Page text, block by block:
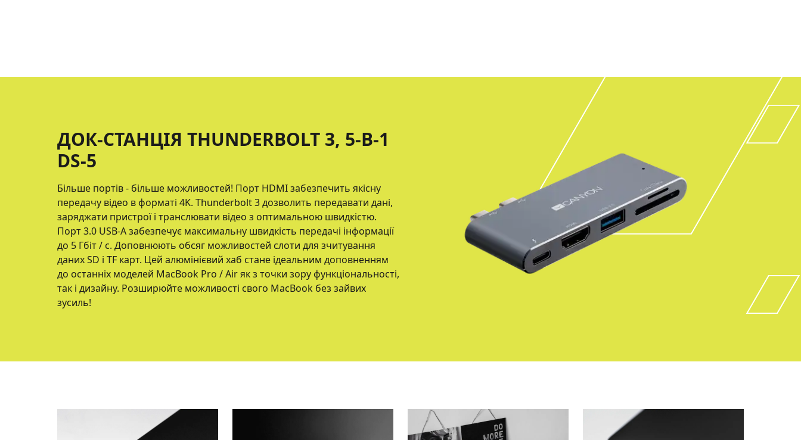
ДОК-СТАНЦІЯ THUNDERBOLT 3, 5-В-1
DS-5
Більше портів - більше можливостей! Порт HDMI забезпечить якісну
передачу відео в форматі 4K. Thunderbolt 3 дозволить передавати дані,
заряджати пристрої і транслювати відео з оптимальною швидкістю.
Порт 3.0 USB-А забезпечує максимальну швидкість передачі інформації
до 5 Гбіт / с. Доповнюють обсяг можливостей слоти для зчитування
даних SD і TF карт. Цей алюмінієвий хаб стане ідеальним доповненням
до останніх моделей MacBook Pro / Air як з точки зору функціональності,
так і дизайну. Розширюйте можливості свого MacBook без зайвих
зусиль!